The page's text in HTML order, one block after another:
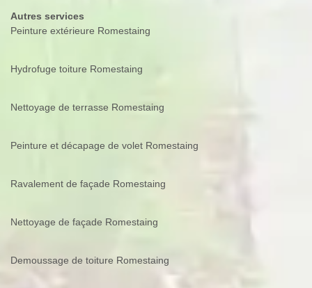
Autres services
Peinture extérieure Romestaing
Hydrofuge toiture Romestaing
Nettoyage de terrasse Romestaing
Peinture et décapage de volet Romestaing
Ravalement de façade Romestaing
Nettoyage de façade Romestaing
Demoussage de toiture Romestaing